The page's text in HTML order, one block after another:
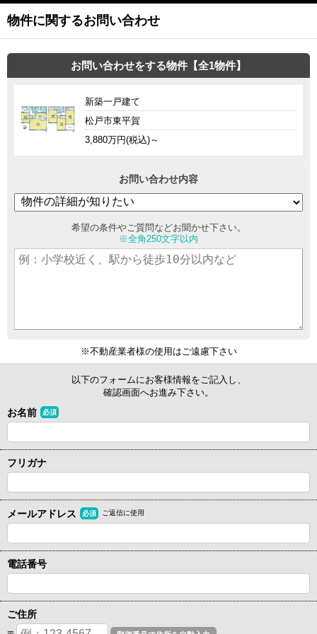
物件に関するお問い合わせ
お問い合わせをする物件【全1物件】
新築一戸建て
松戸市東平賀
3,880万円(税込)～
お問い合わせ内容
希望の条件やご質問などお聞かせ下さい。
※全角250文字以内
※不動産業者様の使用はご遠慮下さい
以下のフォームにお客様情報をご記入し、
確認画面へお進み下さい。
お名前 必須
フリガナ
メールアドレス 必須 ご返信に使用
電話番号
ご住所